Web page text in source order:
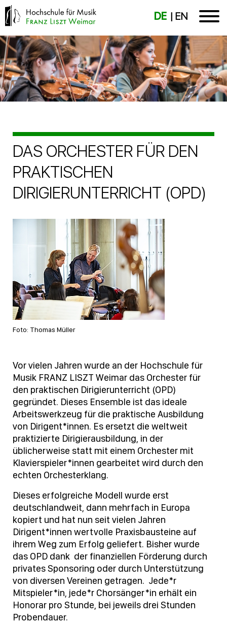
DE EN
DAS ORCHESTER FÜR DEN
PRAKTISCHEN
DIRIGIERUNTERRICHT (OPD)
Foto: Thomas Müller
Vor vielen Jahren wurde an der Hochschule für
Musik FRANZ LISZT Weimar das Orchester für
den praktischen Dirigierunterricht (OPD)
gegründet. Dieses Ensemble ist das ideale
Arbeitswerkzeug für die praktische Ausbildung
von Dirigent*innen. Es ersetzt die weltweit
praktizierte Dirigierausbildung, in der
üblicherweise statt mit einem Orchester mit
Klavierspieler*innen gearbeitet wird durch den
echten Orchesterklang.
Dieses erfolgreiche Modell wurde erst
deutschlandweit, dann mehrfach in Europa
kopiert und hat nun seit vielen Jahren
Dirigent*innen wertvolle Praxisbausteine auf
ihrem Weg zum Erfolg geliefert. Bisher wurde
das OPD dank der finanziellen Förderung durch
privates Sponsoring oder durch Unterstützung
von diversen Vereinen getragen. Jede*r
Mitspieler*in, jede*r Chorsänger*in erhält ein
Honorar pro Stunde, bei jeweils drei Stunden
Probendauer.